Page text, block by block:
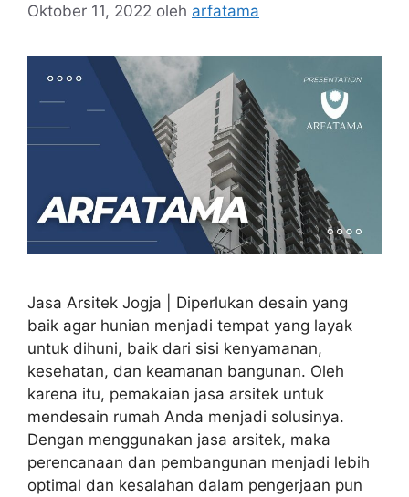
Oktober 11, 2022 oleh arfatama
Jasa Arsitek Jogja | Diperlukan desain yang
baik agar hunian menjadi tempat yang layak
untuk dihuni, baik dari sisi kenyamanan,
kesehatan, dan keamanan bangunan. Oleh
karena itu, pemakaian jasa arsitek untuk
mendesain rumah Anda menjadi solusinya.
Dengan menggunakan jasa arsitek, maka
perencanaan dan pembangunan menjadi lebih
optimal dan kesalahan dalam pengerjaan pun